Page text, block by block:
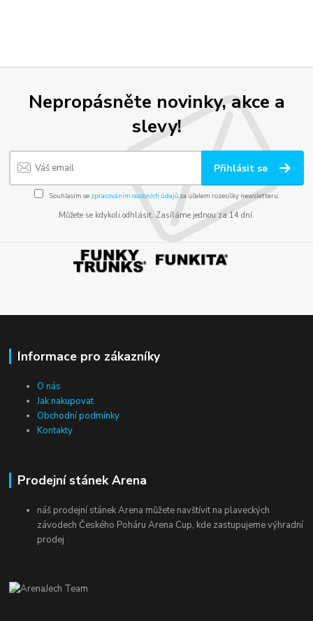
Nepropásněte novinky, akce a
slevy!
Přihlásit se
Souhlasím se zpracováním osobních údajůza účelem rozesílky newsletteru.
Můžete se kdykoli odhlásit. Zasíláme jednou za 14 dní.
Informace pro zákazníky
O nás
Jak nakupovat
Obchodní podmínky
Kontakty
Prodejní stánek Arena
náš prodejní stánek Arena můžete navštívit na plaveckých
závodech Českého Poháru Arena Cup, kde zastupujeme výhradní
prodej